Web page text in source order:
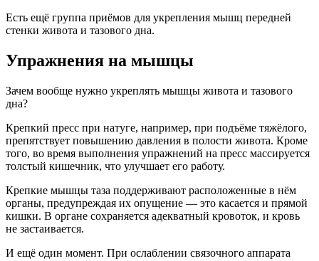
Есть ещё группа приёмов для укрепления мышц передней
стенки живота и тазового дна.
Упражнения на мышцы
Зачем вообще нужно укреплять мышцы живота и тазового
дна?
Крепкий пресс при натуге, например, при подъёме тяжёлого,
препятствует повышению давления в полости живота. Кроме
того, во время выполнения упражнений на пресс массируется
толстый кишечник, что улучшает его работу.
Крепкие мышцы таза поддерживают расположенные в нём
органы, предупреждая их опущение — это касается и прямой
кишки. В органе сохраняется адекватный кровоток, и кровь
не застаивается.
И ещё один момент. При ослаблении связочного аппарата